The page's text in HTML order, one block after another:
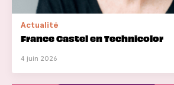
Actualité
France Castel en Technicolor
4 juin 2026